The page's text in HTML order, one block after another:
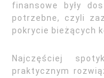
finansowe były
potrzebne, czyli
pokrycie bieżących
Najczęściej
praktycznym